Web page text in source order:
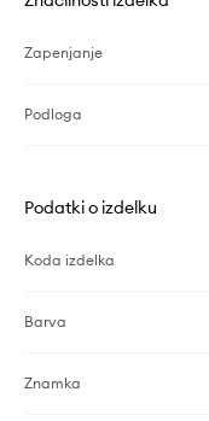
Zapenjanje
Podloga
Podatki o izdelku
Koda izdelka
Barva
Znamka